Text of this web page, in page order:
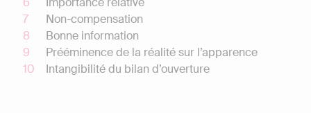
Non-compensation
Bonne information
Prééminence de la réalité sur l’apparence
Intangibilité du bilan d’ouverture